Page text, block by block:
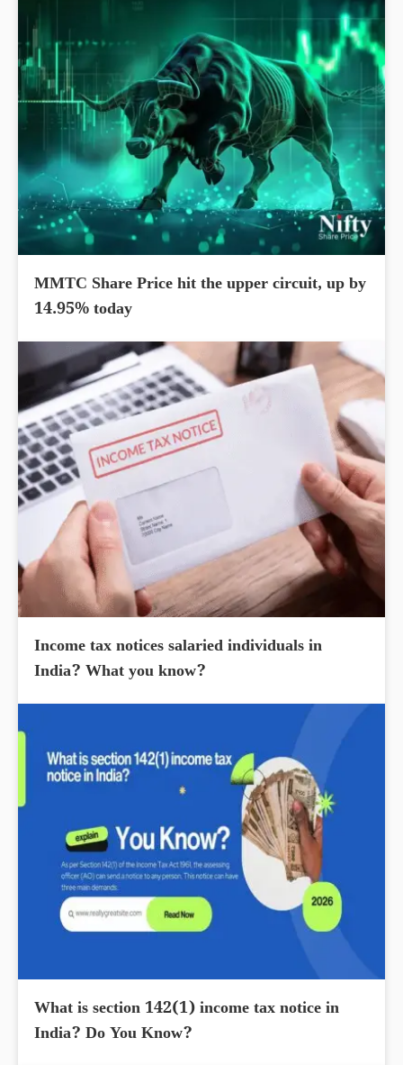
MMTC Share Price hit the upper circuit, up by
14.95% today
Income tax notices salaried individuals in
India? What you know?
What is section 142(1) income tax notice in
India? Do You Know?